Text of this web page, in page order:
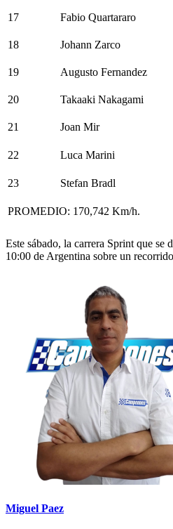
17 Fabio Quartararo
18 Johann Zarco
19 Augusto Fernandez
20 Takaaki Nakagami
21 Joan Mir
22 Luca Marini
23 Stefan Bradl
PROMEDIO: 170,742 Km/h.
Este sábado, la carrera Sprint que se
10:00 de Argentina sobre un
Miguel Paez